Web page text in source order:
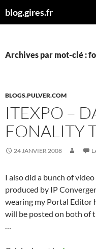
aublog.gires.fr
Archives par mot-clé :
BLOGS.PULVER.COM
ITEXPO –
FONALITY
24 JANVIER 2008
I also did a bunch of
produced by IP
wearing my Portal Editor
will be posted on both of
…